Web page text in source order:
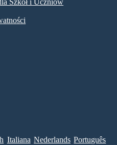
Szkół i Uczniów
Italiana Nederlands Português